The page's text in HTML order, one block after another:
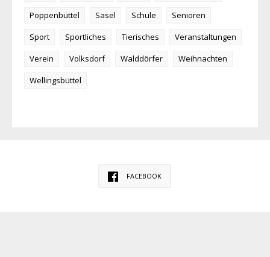
Poppenbüttel
Sasel Schule
Senioren
Sport
Sportliches Tierisches
Veranstaltungen
Verein
Volksdorf Walddörfer
Weihnachten
Wellingsbüttel
FACEBOOK